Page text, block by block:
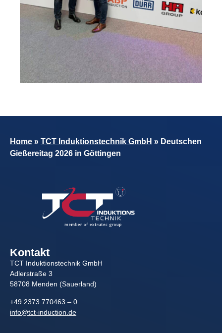
Home » TCT Induktionstechnik GmbH » Deutschen
Gießereitag 2026 in Göttingen
Kontakt
TCT Induktionstechnik GmbH
Adlerstraße 3
58708 Menden (Sauerland)
+49 2373 770463 – 0
info@tct-induction.de